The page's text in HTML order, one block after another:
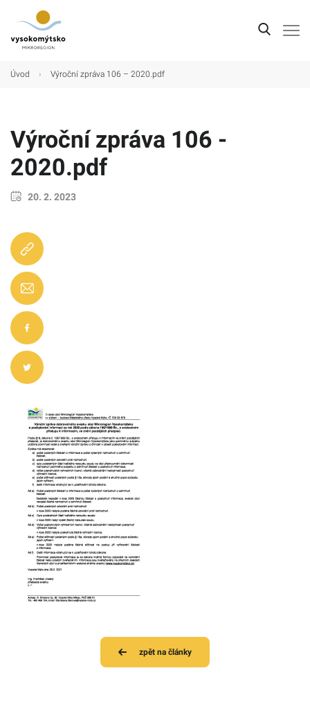
Úvod › Výroční zpráva 106 – 2020.pdf
Výroční zpráva 106 -
2020.pdf
20. 2. 2023
zpět na články
Úvod
Obce
Turistické cíle